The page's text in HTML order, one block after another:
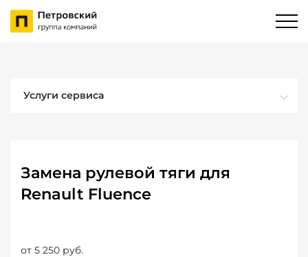
Услуги сервиса
Замена рулевой тяги для
Renault Fluence
от 5 250 руб.